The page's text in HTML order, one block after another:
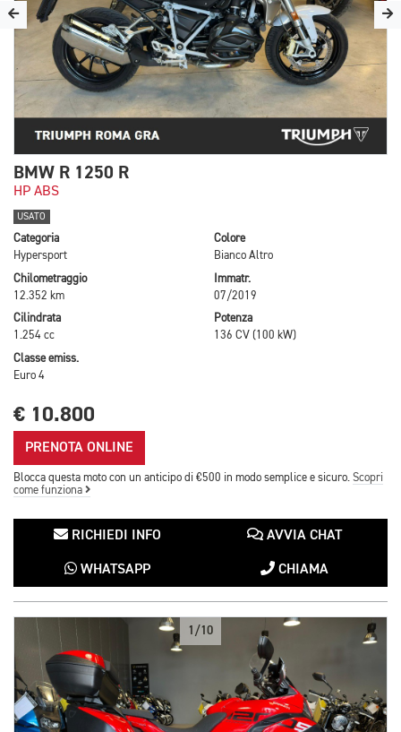
BMW R 1250 R
HP ABS
USATO
Categoria
Hypersport
Colore
Bianco Altro
Chilometraggio
12.352 km
Immatr.
07/2019
Cilindrata
1.254 cc
Potenza
136 CV (100 kW)
Classe emiss.
Euro 4
€ 10.800
PRENOTA ONLINE
Blocca questa moto con un anticipo di €500 in modo semplice e sicuro. Scopri
come funziona
RICHIEDI INFO AVVIA CHAT
WHATSAPP CHIAMA
1/10